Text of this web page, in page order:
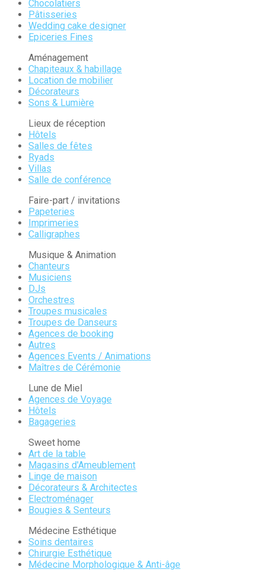
Chocolatiers
Pâtisseries
Wedding cake designer
Epiceries Fines
Aménagement
Chapiteaux & habillage
Location de mobilier
Décorateurs
Sons & Lumière
Lieux de réception
Hôtels
Salles de fêtes
Ryads
Villas
Salle de conférence
Faire-part / invitations
Papeteries
Imprimeries
Calligraphes
Musique & Animation
Chanteurs
Musiciens
DJs
Orchestres
Troupes musicales
Troupes de Danseurs
Agences de booking
Autres
Agences Events / Animations
Maîtres de Cérémonie
Lune de Miel
Agences de Voyage
Hôtels
Bagageries
Sweet home
Art de la table
Magasins d'Ameublement
Linge de maison
Décorateurs & Architectes
Electroménager
Bougies & Senteurs
Médecine Esthétique
Soins dentaires
Chirurgie Esthétique
Médecine Morphologique & Anti-âge